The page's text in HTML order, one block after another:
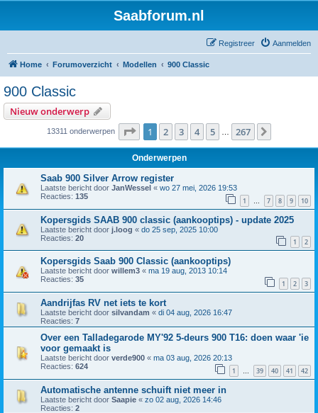
Saabforum.nl
Aanmelden
Registreer
Home Forumoverzicht Modellen 900 Classic
900 Classic
Nieuw onderwerp
13311 onderwerpen Pagina van 267
1 2 3 4 5 267
Onderwerpen
Saab 900 Silver Arrow register
Laatste bericht door JanWessel « wo 27 mei, 2026 19:53
Reacties: 135 1 … 7 8 9 10
Kopersgids SAAB 900 classic (aankooptips) - update 2025
Laatste bericht door j.loog « do 25 sep, 2025 10:00
Reacties: 20 1 2
Kopersgids Saab 900 Classic (aankooptips)
Laatste bericht door willem3 « ma 19 aug, 2013 10:14
Reacties: 35 1 2 3
Aandrijfas RV net iets te kort
Laatste bericht door silvandam « di 04 aug, 2026 16:47
Reacties: 7
Over een Talladegarode MY'92 5-deurs 900 T16: doen waar 'ie
voor gemaakt is
Laatste bericht door verde900 « ma 03 aug, 2026 20:13
Reacties: 624 1 … 39 40 41 42
Automatische antenne schuift niet meer in
Laatste bericht door Saapie « zo 02 aug, 2026 14:46
Reacties: 2